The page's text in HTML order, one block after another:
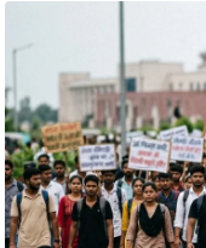
ति
ष
प्र
भु
म